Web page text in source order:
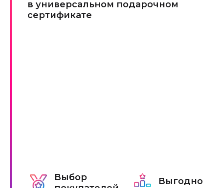
в универсальном подарочном
сертификате
Выбор
Выгодно